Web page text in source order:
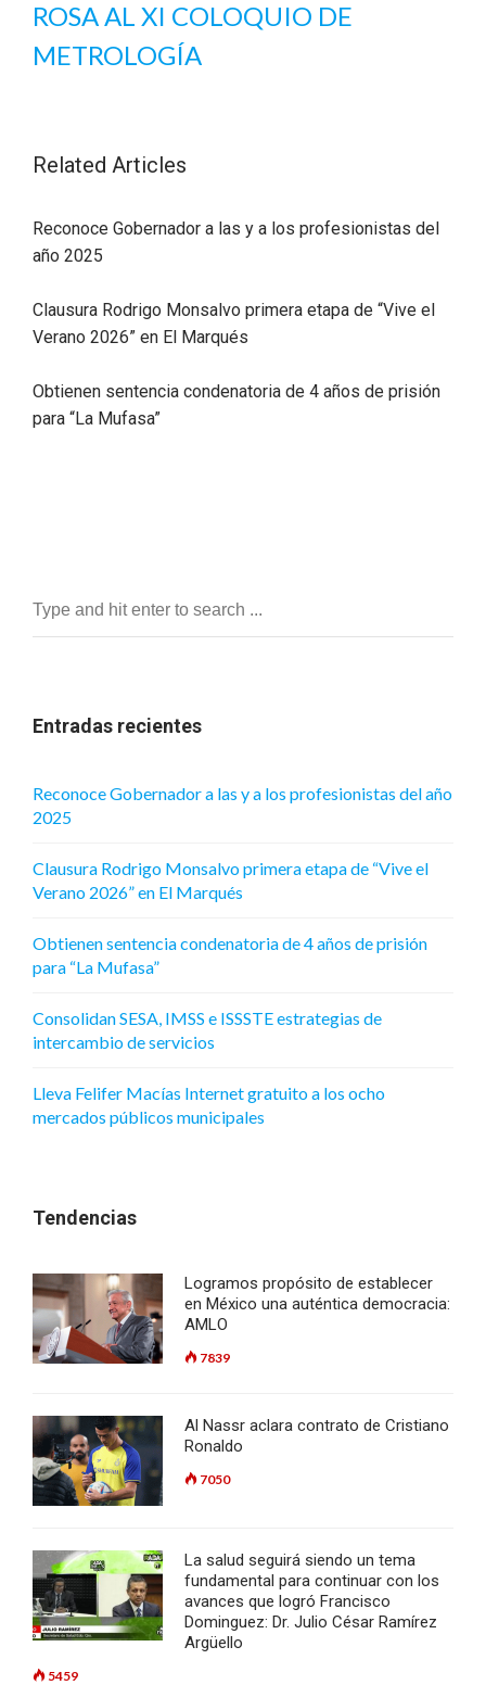
ROSA AL XI COLOQUIO DE
METROLOGÍA
Related Articles
Reconoce Gobernador a las y a los profesionistas del
año 2025
Clausura Rodrigo Monsalvo primera etapa de “Vive el
Verano 2026” en El Marqués
Obtienen sentencia condenatoria de 4 años de prisión
para “La Mufasa”
Entradas recientes
Reconoce Gobernador a las y a los profesionistas del año
2025
Clausura Rodrigo Monsalvo primera etapa de “Vive el
Verano 2026” en El Marqués
Obtienen sentencia condenatoria de 4 años de prisión
para “La Mufasa”
Consolidan SESA, IMSS e ISSSTE estrategias de
intercambio de servicios
Lleva Felifer Macías Internet gratuito a los ocho
mercados públicos municipales
Tendencias
Logramos propósito de establecer
en México una auténtica democracia:
AMLO
7839
Al Nassr aclara contrato de Cristiano
Ronaldo
7050
La salud seguirá siendo un tema
fundamental para continuar con los
avances que logró Francisco
Dominguez: Dr. Julio César Ramírez
Argüello
5459